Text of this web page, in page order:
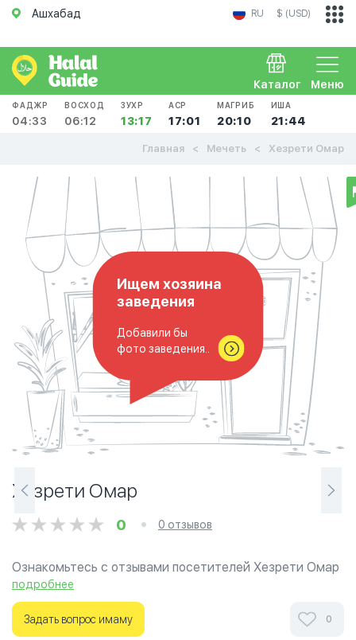
Ашхабад RU $ (USD)
Меню
Каталог
ФАДЖР
04:33
ВОСХОД
06:12
ЗУХР
13:17
АСР
17:01
МАГРИБ
20:10
ИША
21:44
Главная Мечеть Хезрети Омар
Ищем хозяина
заведения
Добавили бы
фото заведения..
Хезрети Омар
0 0 отзывов
Ознакомьтесь с отзывами посетителей Хезрети Омар
в г.Ашхабад на фотографиях и узнайте о часах работы.
Ваше духовное путешествие начинается здесь.
подробнее
Задать вопрос имаму 0